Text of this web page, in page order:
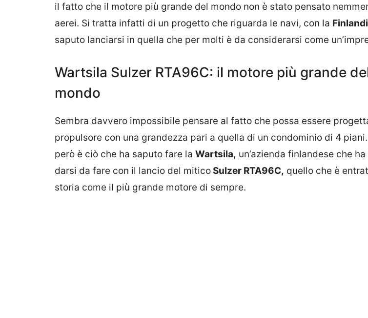
il fatto che il motore più grande del mondo non è stato pensato
aerei. Si tratta infatti di un progetto che riguarda le navi, con la
saputo lanciarsi in quella che per molti è da considerarsi come
Wartsila Sulzer RTA96C: il motore più grande
mondo
Sembra davvero impossibile pensare al fatto che possa essere
propulsore con una grandezza pari a quella di un condominio di 4
però è ciò che ha saputo fare la Wartsila, un’azienda finlandese che
darsi da fare con il lancio del mitico Sulzer RTA96C, quello che è
storia come il più grande motore di sempre.